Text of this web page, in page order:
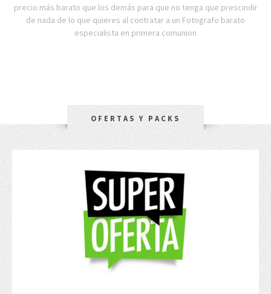
precio más barato que los demás para que no tenga que prescindir
de nada de lo que quieres al contratar a un Fotografo barato
especialista en primera comunion
OFERTAS Y PACKS